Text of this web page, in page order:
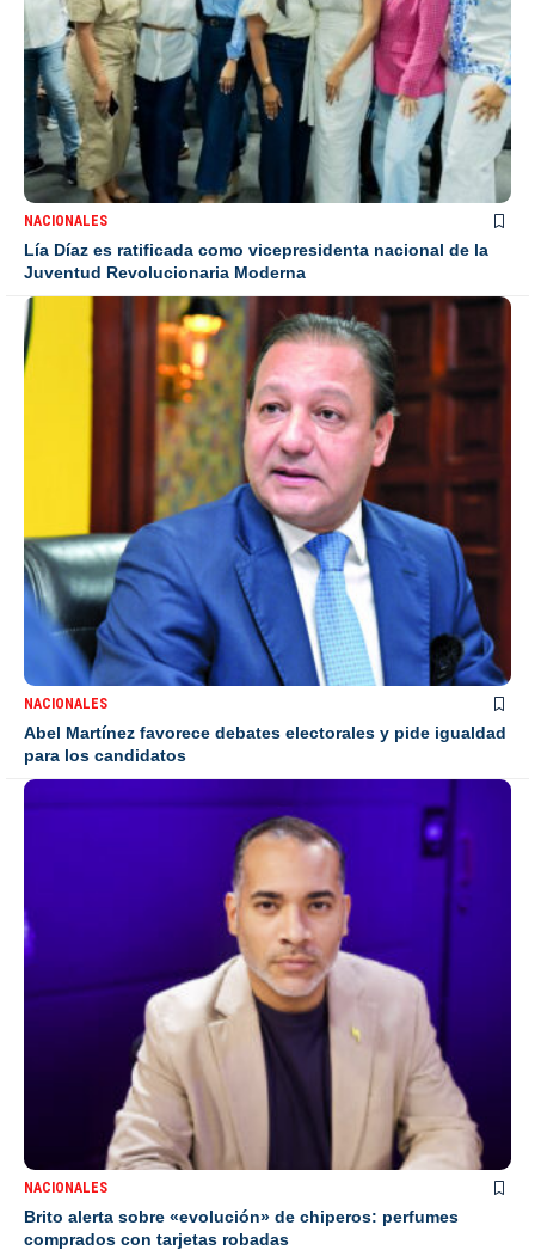
NACIONALES
Lía Díaz es ratificada como vicepresidenta nacional de la
Juventud Revolucionaria Moderna
NACIONALES
Abel Martínez favorece debates electorales y pide igualdad
para los candidatos
NACIONALES
Brito alerta sobre «evolución» de chiperos: perfumes
comprados con tarjetas robadas